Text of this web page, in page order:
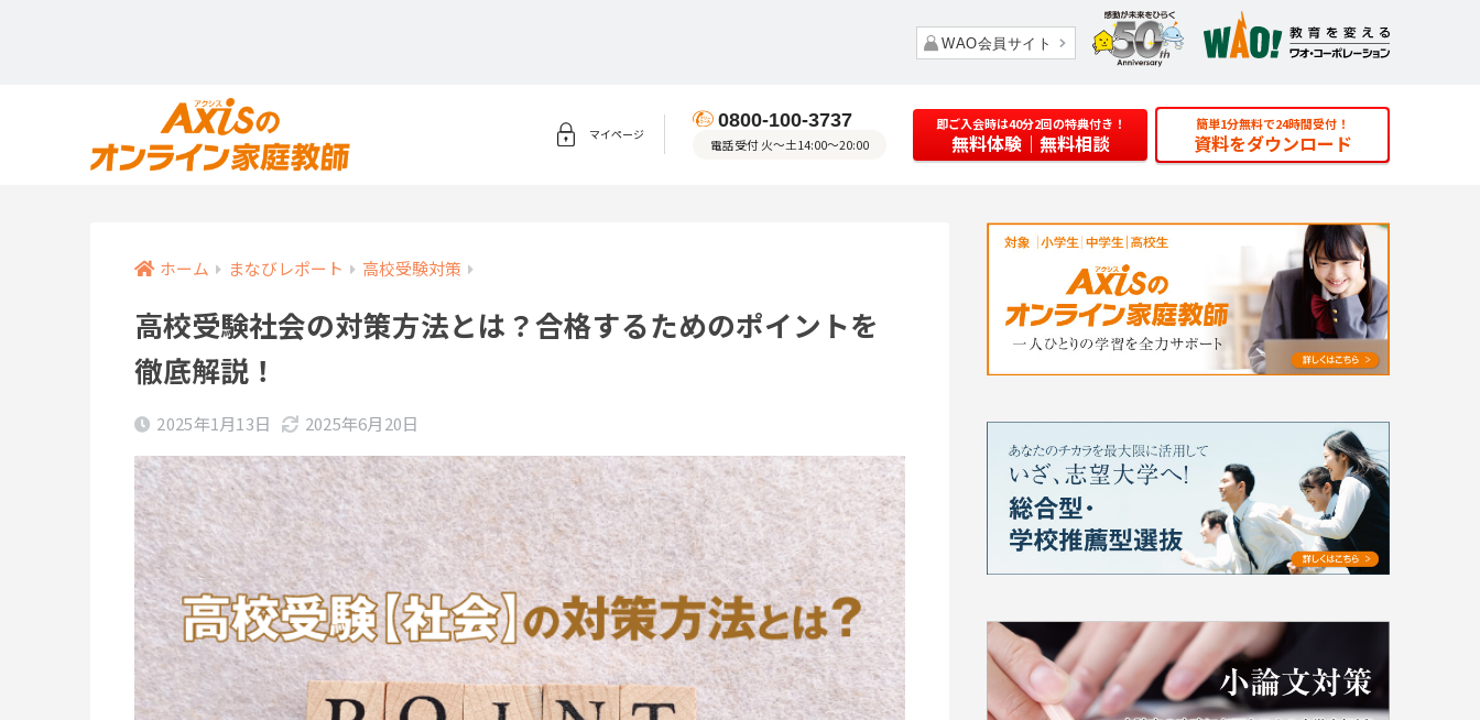
WAO会員サイト
マイページ
0800-100-3737
電話受付 火～土14:00～20:00
即ご入会時は40分2回の特典付き！
無料体験｜無料相談
簡単1分無料で24時間受付！
資料をダウンロード
ホーム まなびレポート 高校受験対策
高校受験社会の対策方法とは？合格するためのポイントを
徹底解説！
2025年1月13日 2025年6月20日